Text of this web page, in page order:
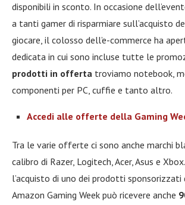
disponibili in sconto. In occasione
a tanti gamer di risparmiare sull’acquisto
giocare, il colosso dell’e-commerce ha
dedicata in cui sono incluse tutte le
prodotti in offerta troviamo notebook,
componenti per PC, cuffie e tanto altro.
Accedi alle offerte della Gaming
Tra le varie offerte ci sono anche marchi
calibro di Razer, Logitech, Acer, Asus e
l’acquisto di uno dei prodotti
Amazon Gaming Week può ricevere anche